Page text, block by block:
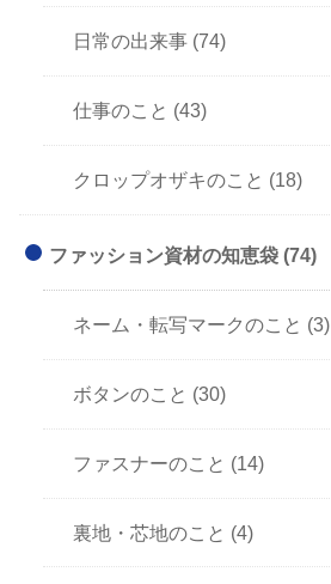
日常の出来事 (74)
仕事のこと (43)
クロップオザキのこと (18)
ファッション資材の知恵袋(74)
ネーム・転写マークのこと (3)
ボタンのこと (30)
ファスナーのこと (14)
裏地・芯地のこと (4)